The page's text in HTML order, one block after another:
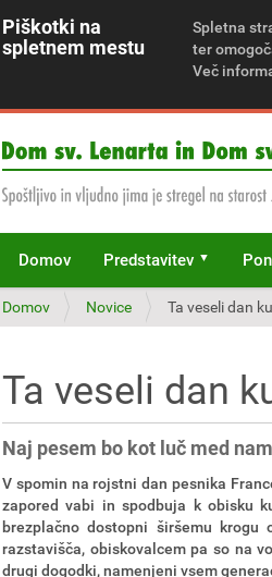
Piškotki na
spletnem mestu
Spletna
ter
Več
Domov Predstavitev
N
a
e
s
e
t
u
:
Domov Novice Ta veseli dan
Ta veseli dan
Naj pesem bo kot luč med
V spomin na rojstni dan pesnika
zapored vabi in spodbuja k obisku
brezplačno dostopni širšemu
razstavišča, obiskovalcem pa so na
drugi dogodki, namenjeni vsem